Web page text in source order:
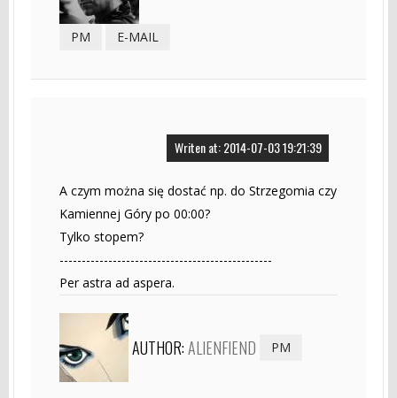
PM E-MAIL
Writen at: 2014-07-03 19:21:39
A czym można się dostać np. do Strzegomia czy
Kamiennej Góry po 00:00?
Tylko stopem?
------------------------------------------------
Per astra ad aspera.
AUTHOR:ALIENFIEND PM